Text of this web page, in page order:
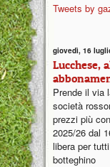
Tweets by
giovedì, 16
Lucchese,
Prende il via
società
prezzi più
2025/26 dal
libera per
botteghino